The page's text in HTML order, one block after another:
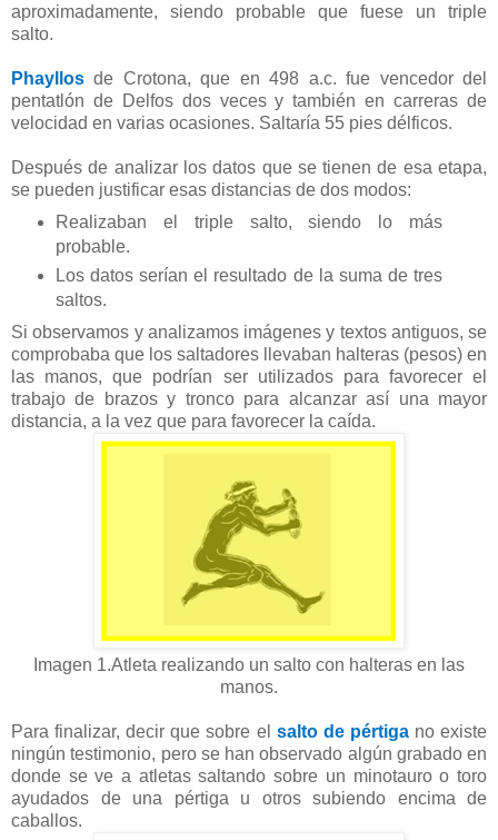
aproximadamente, siendo probable que fuese un triple
salto.
Phayllos de Crotona, que en 498 a.c. fue vencedor del
pentatlón de Delfos dos veces y también en carreras de
velocidad en varias ocasiones. Saltaría 55 pies délficos.
Después de analizar los datos que se tienen de esa etapa,
se pueden justificar esas distancias de dos modos:
Realizaban el triple salto, siendo lo más
probable.
Los datos serían el resultado de la suma de tres
saltos.
Si observamos y analizamos imágenes y textos antiguos, se
comprobaba que los saltadores llevaban halteras (pesos) en
las manos, que podrían ser utilizados para favorecer el
trabajo de brazos y tronco para alcanzar así una mayor
distancia, a la vez que para favorecer la caída.
Imagen 1.Atleta realizando un salto con halteras en las
manos.
Para finalizar, decir que sobre el salto de pértigano existe
ningún testimonio, pero se han observado algún grabado en
donde se ve a atletas saltando sobre un minotauro o toro
ayudados de una pértiga u otros subiendo encima de
caballos.